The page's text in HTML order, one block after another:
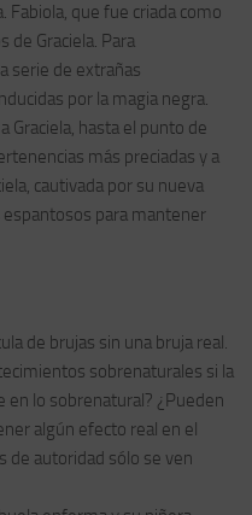
Fabiola, que fue criada como
de Graciela. Para
serie de extrañas
por la magia negra.
Graciela, hasta el punto de
más preciadas y a
cautivada por su nueva
para mantener
de brujas sin una bruja real.
sobrenaturales si la
lo sobrenatural? ¿Pueden
algún efecto real en el
de autoridad sólo se ven